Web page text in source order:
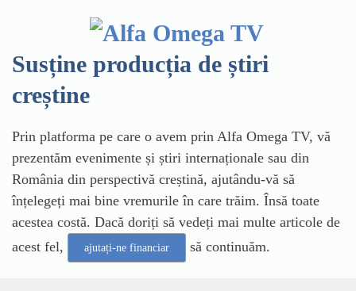
Susține producția de știri
creștine
Prin platforma pe care o avem prin Alfa Omega TV, vă
prezentăm evenimente și știri internaționale sau din
România din perspectivă creștină, ajutându-vă să
înțelegeți mai bine vremurile în care trăim. Însă toate
acestea costă. Dacă doriți să vedeți mai multe articole de
acest fel,
ajutați-ne financiar să continuăm.